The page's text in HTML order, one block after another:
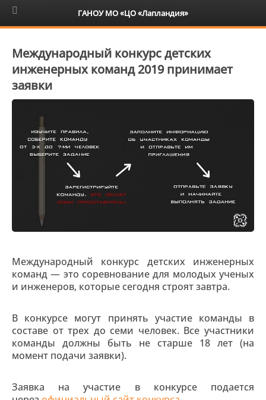
6+
Международный конкурс детских
инженерных команд 2019 принимает
заявки
Международный конкурс детских инженерных
команд — это соревнование для молодых ученых
и инженеров, которые сегодня строят завтра.
В конкурсе могут принять участие команды в
составе от трех до семи человек. Все участники
команды должны быть не старше 18 лет (на
момент подачи заявки).
Заявка на участие в конкурсе подается
ГАНОУ МО «ЦО «Лапландия»